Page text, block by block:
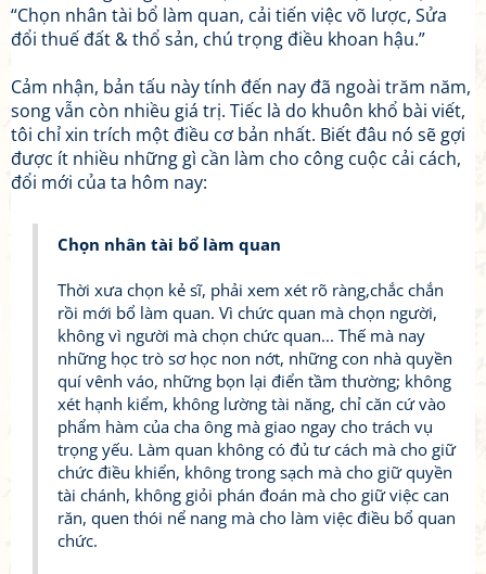
“Chọn nhân tài bổ làm quan, cải tiến việc võ lược, Sửa
đổi thuế đất & thổ sản, chú trọng điều khoan hậu.”
Cảm nhận, bản tấu này tính đến nay đã ngoài trăm năm,
song vẫn còn nhiều giá trị. Tiếc là do khuôn khổ bài viết,
tôi chỉ xin trích một điều cơ bản nhất. Biết đâu nó sẽ gợi
được ít nhiều những gì cần làm cho công cuộc cải cách,
đổi mới của ta hôm nay:
Chọn nhân tài bổ làm quan
Thời xưa chọn kẻ sĩ, phải xem xét rõ ràng,chắc chắn
rồi mới bổ làm quan. Vì chức quan mà chọn người,
không vì người mà chọn chức quan... Thế mà nay
những học trò sơ học non nớt, những con nhà quyền
quí vênh váo, những bọn lại điển tầm thường; không
xét hạnh kiểm, không lường tài năng, chỉ căn cứ vào
phẩm hàm của cha ông mà giao ngay cho trách vụ
trọng yếu. Làm quan không có đủ tư cách mà cho giữ
chức điều khiển, không trong sạch mà cho giữ quyền
tài chánh, không giỏi phán đoán mà cho giữ việc can
răn, quen thói nể nang mà cho làm việc điều bổ quan
chức.